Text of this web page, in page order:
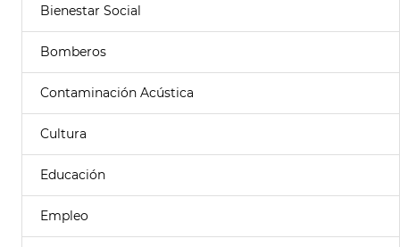
Bienestar Social
Bomberos
Contaminación Acústica
Cultura
Educación
Empleo